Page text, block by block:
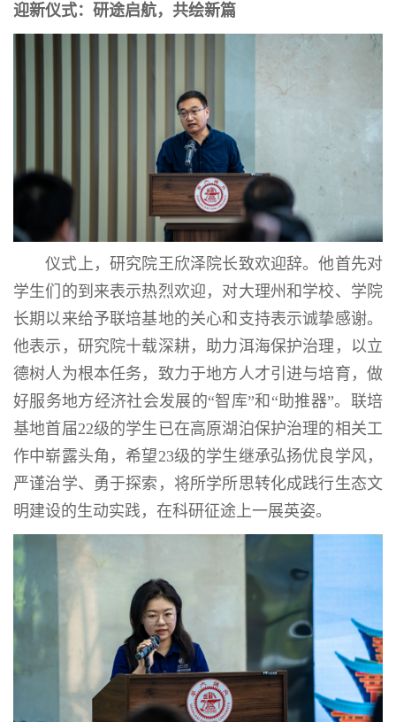
迎新仪式：研途启航，共绘新篇
仪式上，研究院王欣泽院长致欢迎辞。他首先对
学生们的到来表示热烈欢迎，对大理州和学校、学院
长期以来给予联培基地的关心和支持表示诚挚感谢。
他表示，研究院十载深耕，助力洱海保护治理，以立
德树人为根本任务，致力于地方人才引进与培育，做
好服务地方经济社会发展的“智库”和“助推器”。联培
基地首届22级的学生已在高原湖泊保护治理的相关工
作中崭露头角，希望23级的学生继承弘扬优良学风，
严谨治学、勇于探索，将所学所思转化成践行生态文
明建设的生动实践，在科研征途上一展英姿。